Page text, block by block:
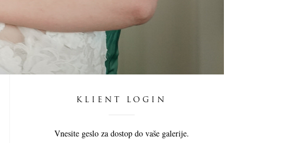
KLIENT LOGIN
Vnesite geslo za dostop do vaše galerije.